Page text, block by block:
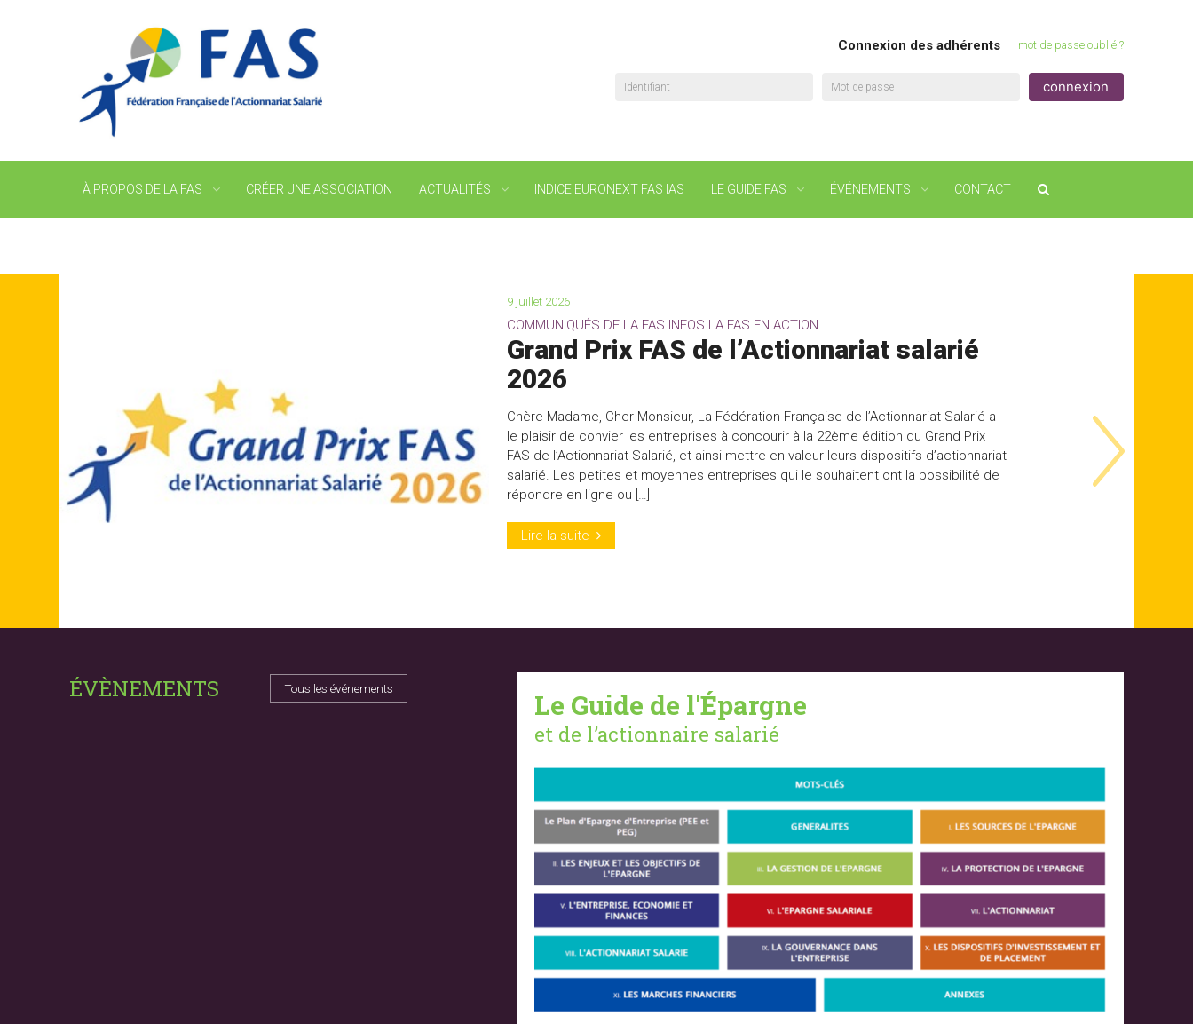
Connexion des adhérents mot de passe oublié ?
Identifiant Mot de passe
À PROPOS DE LA FAS CRÉER UNE ASSOCIATION ACTUALITÉS INDICE EURONEXT FAS IAS LE GUIDE FAS ÉVÉNEMENTS CONTACT
9 juillet 2026
COMMUNIQUÉS DE LA FAS INFOS LA FAS EN ACTION
Grand Prix FAS de l’Actionnariat salarié
2026
Chère Madame, Cher Monsieur, La Fédération Française de l’Actionnariat Salarié a
le plaisir de convier les entreprises à concourir à la 22ème édition du Grand Prix
FAS de l’Actionnariat Salarié, et ainsi mettre en valeur leurs dispositifs d’actionnariat
salarié. Les petites et moyennes entreprises qui le souhaitent ont la possibilité de
répondre en ligne ou […]
Lire la suite
ÉVÈNEMENTS Tous les événements Le Guide de l'Épargne
et de l’actionnaire salarié